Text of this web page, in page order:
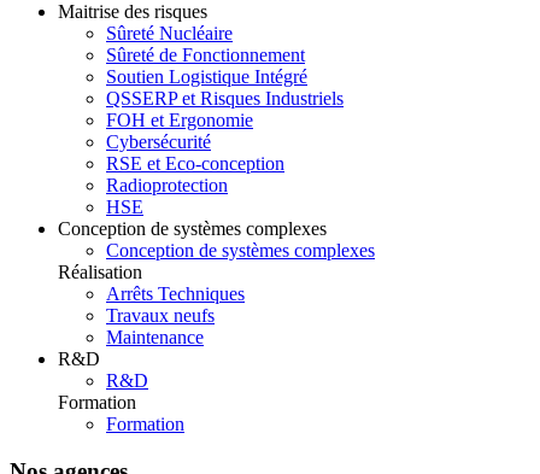
Maitrise des risques
Sûreté Nucléaire
Sûreté de Fonctionnement
Soutien Logistique Intégré
QSSERP et Risques Industriels
FOH et Ergonomie
Cybersécurité
RSE et Eco-conception
Radioprotection
HSE
Conception de systèmes complexes
Conception de systèmes complexes
Réalisation
Arrêts Techniques
Travaux neufs
Maintenance
R&D
R&D
Formation
Formation